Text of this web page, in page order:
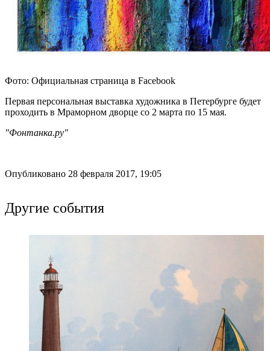
Фото: Официальная страница в Facebook
Первая персональная выставка художника в Петербурге будет
проходить в Мраморном дворце со 2 марта по 15 мая.
"Фонтанка.ру"
Опубликовано 28 февраля 2017, 19:05
Другие события